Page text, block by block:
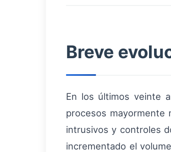
Breve
En los últimos veinte
procesos mayormente
intrusivos y controles
incrementado el